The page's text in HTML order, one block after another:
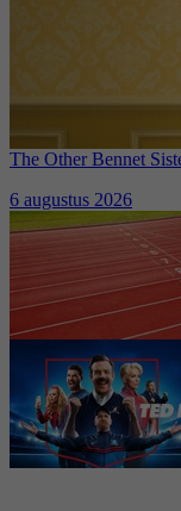
The Other Bennet
6 augustus 2026